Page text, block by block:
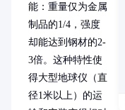
能：重量仅为金属
制品的1/4，强度
却能达到钢材的2-
3倍。这种特性使
得大型地球仪（直
径1米以上）的运